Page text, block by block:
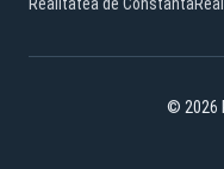
© 2026